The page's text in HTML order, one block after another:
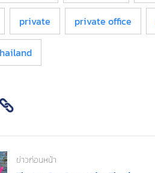
private private office
ข่าวก่อนหน้า